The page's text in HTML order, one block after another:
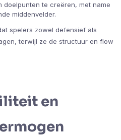
doelpunten te creëren, met name
middenvelder.
spelers zowel defensief als
terwijl ze de structuur en flow
en